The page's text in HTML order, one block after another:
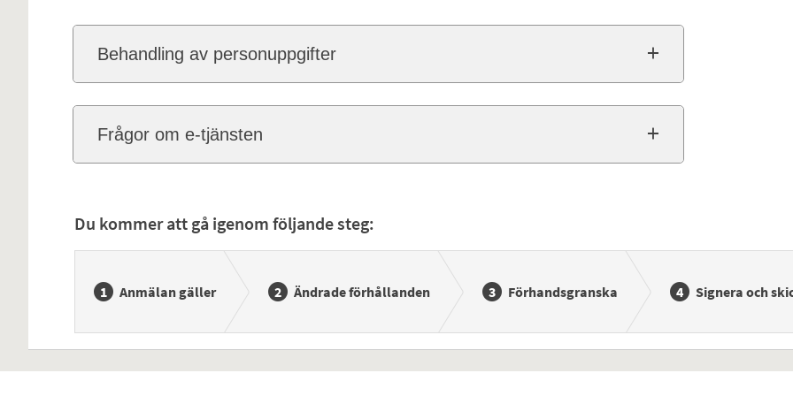
Behandling av personuppgifter
Frågor om e-tjänsten
Du kommer att gå igenom följande steg:
Anmälan gäller Ändrade förhållanden Förhandsgranska Signera och